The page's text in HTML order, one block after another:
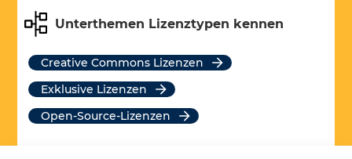
Unterthemen Lizenztypen kennen
Creative Commons Lizenzen
exklusive Lizenzen
Open-Source-Lizenzen